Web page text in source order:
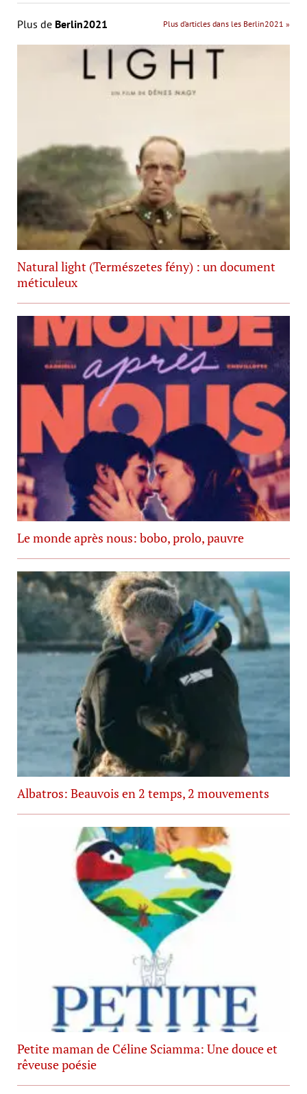
Plus de Berlin2021 Plus d’articles dans les Berlin2021 »
Natural light (Természetes fény) : un document
méticuleux
Le monde après nous: bobo, prolo, pauvre
Albatros: Beauvois en 2 temps, 2 mouvements
Petite maman de Céline Sciamma: Une douce et
rêveuse poésie